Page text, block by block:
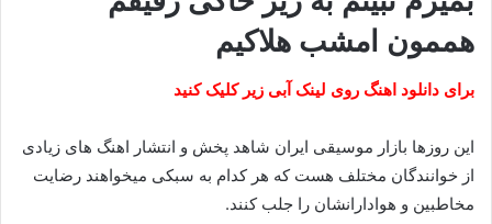
هممون امشب هلاکیم
برای دانلود اهنگ روی لینک آبی زیر کلیک کنید
این روزها بازار موسیقی ایران شاهد پخش و انتشار اهنگ های زیادی
از خوانندگان مختلف هست که هر کدام به سبکی میخواهند رضایت
مخاطبین و هوادارانشان را جلب کنند.